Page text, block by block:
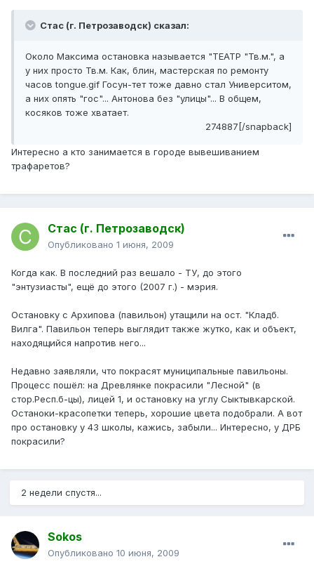
Стас (г. Петрозаводск) сказал:
Около Максима остановка называется "ТЕАТР "Тв.м.", а
у них просто Тв.м. Как, блин, мастерская по ремонту
часов tongue.gif Госун-тет тоже давно стал Университом,
а них опять "гос"... Антонова без "улицы"... В общем,
косяков тоже хватает.
274887[/snapback]
Интересно а кто занимается в городе вывешиванием
трафаретов?
Стас (г. Петрозаводск)
Опубликовано 1 июня, 2009
Когда как. В последний раз вешало - ТУ, до этого
"энтузиасты", ещё до этого (2007 г.) - мэрия.
Остановку с Архипова (павильон) утащили на ост. "Кладб.
Вилга". Павильон теперь выглядит также жутко, как и объект,
находящийся напротив него...
Недавно заявляли, что покрасят муниципальные павильоны.
Процесс пошёл: на Древлянке покрасили "Лесной" (в
стор.Респ.б-цы), лицей 1, и остановку на углу Сыктывкарской.
Останоки-красопетки теперь, хорошие цвета подобрали. А вот
про остановку у 43 школы, кажись, забыли... Интересно, у ДРБ
покрасили?
2 недели спустя...
Sokos
Опубликовано 10 июня, 2009